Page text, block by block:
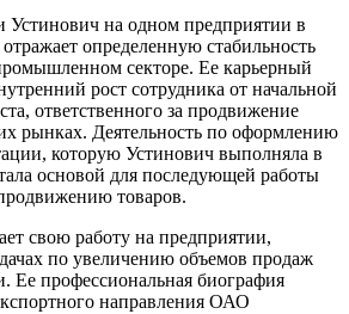
на одном предприятии в
определенную стабильность
секторе. Ее карьерный
рост сотрудника от начальной
ответственного за продвижение
рынках. Деятельность по оформлению
которую Устинович выполняла в
основой для последующей работы
товаров.
свою работу на предприятии,
по увеличению объемов продаж
Ее профессиональная биография
направления ОАО